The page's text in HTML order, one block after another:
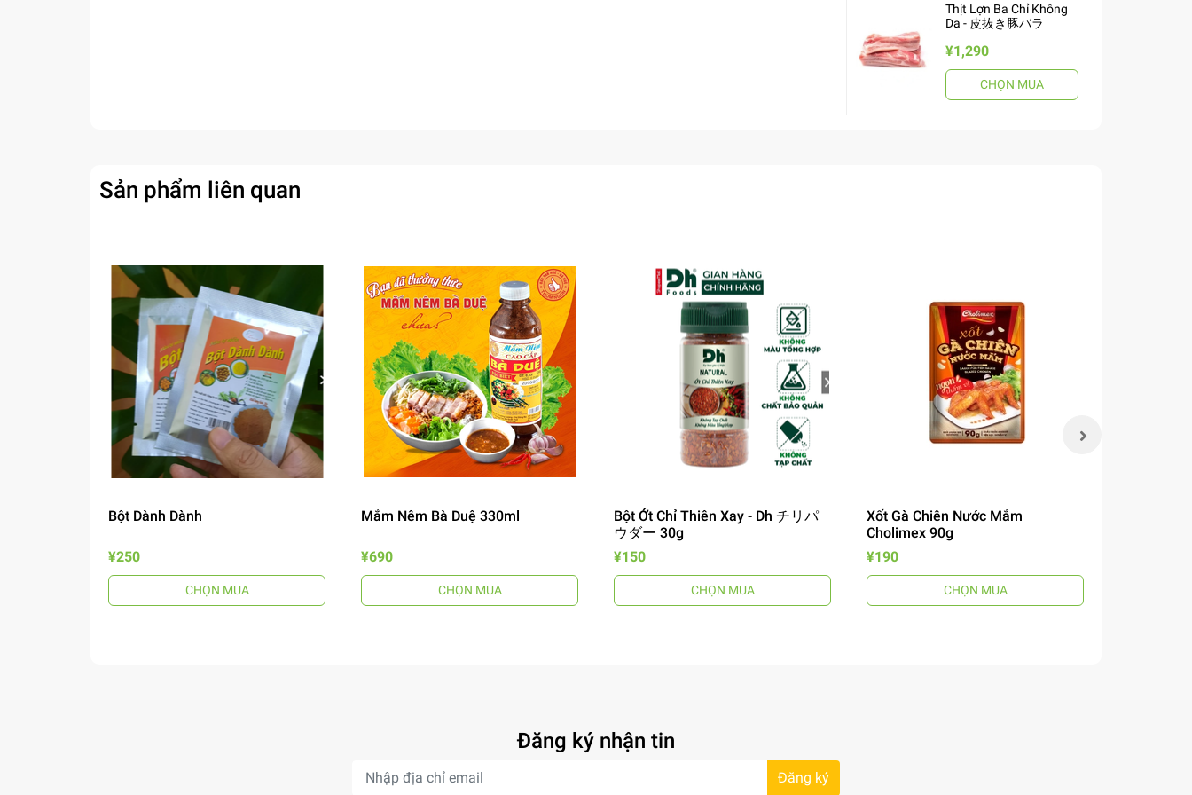
Thịt Lợn Ba Chỉ Không
Da - 皮抜き豚バラ
¥1,290
CHỌN MUA
Sản phẩm liên quan
Bột Dành Dành
¥250
CHỌN MUA
Mắm Nêm Bà Duệ 330ml
¥690
CHỌN MUA
Bột Ớt Chỉ Thiên Xay - Dh チリパ
ウダー 30g
¥150
CHỌN MUA
Xốt Gà Chiên Nước Mắm
Cholimex 90g
¥190
CHỌN MUA
Đăng ký nhận tin
Đăng ký